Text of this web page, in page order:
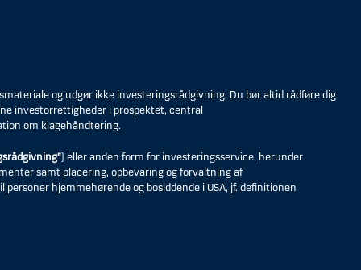
og udgør ikke investeringsrådgivning. Du bør altid rådføre dig
investorrettigheder i prospektet, central
om klagehåndtering.
) eller anden form for investeringsservice, herunder
samt placering, opbevaring og forvaltning af
personer hjemmehørende og bosiddende i USA, jf. definitionen